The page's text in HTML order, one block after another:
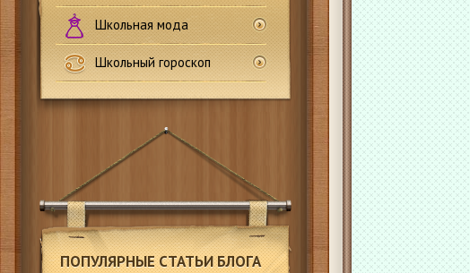
Школьная мода
Школьный гороскоп
ПОПУЛЯРНЫЕ СТАТЬИ БЛОГА